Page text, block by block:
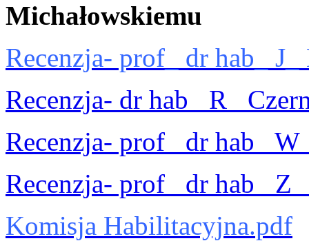
Michałowskiemu
Recenzja- prof_ dr hab_ J_
Recenzja- dr hab_ R_
Recenzja- prof_ dr hab_
Recenzja- prof_ dr hab_
Komisja Habilitacyjna.pdf